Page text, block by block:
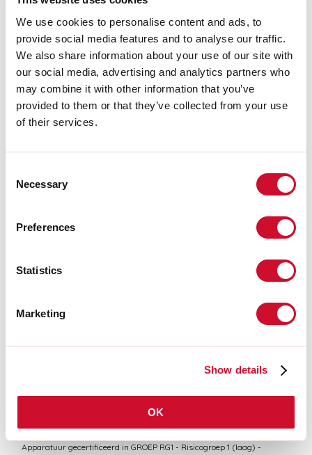
We use cookies to personalise content and ads, to
provide social media features and to analyse our traffic.
We also share information about your use of our site with
our social media, advertising and analytics partners who
may combine it with other information that you’ve
provided to them or that they’ve collected from your use
of their services.
Selection
Necessary
Preferences
Statistics
Marketing
Show details
OK
UITTREKSEL CATALOGUS
MONTAGE-INSTRUCTIES
LIGHT SOURCE
Conformiteit
CEI EN 60598-1:2021 + A11:2023, CEI EN 60598-2-1:2022
Fotobiologisch risico
Apparatuur gecertificeerd in GROEP RG1 - Risicogroep 1 (laag) -